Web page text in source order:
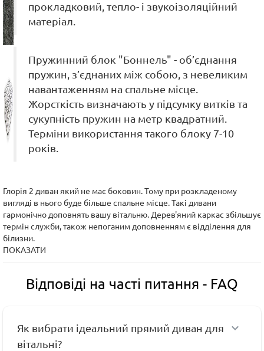
прокладковий, тепло- і звукоізоляційний
матеріал.
Пружинний блок "Боннель" - об’єднання
пружин, з’єднаних між собою, з невеликим
навантаженням на спальне місце.
Жорсткість визначають у підсумку витків та
сукупність пружин на метр квадратний.
Терміни використання такого блоку 7-10
років.
Глорія 2 диван який не має боковин. Тому при розкладеному
вигляді в нього буде більше спальне місце. Такі дивани
гармонічно доповнять вашу вітальню. Дерев'яний каркас збільшує
термін служби, також непоганим доповненням є відділення для
білизни.
ПОКАЗАТИ
Відповіді на часті питання - FAQ
Як вибрати ідеальний прямий диван для
вітальні?